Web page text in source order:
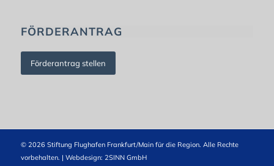
FÖRDERANTRAG
Förderantrag stellen
© 2026 Stiftung Flughafen Frankfurt/Main für die Region. Alle Rechte
vorbehalten. | Webdesign: 2SINN GmbH